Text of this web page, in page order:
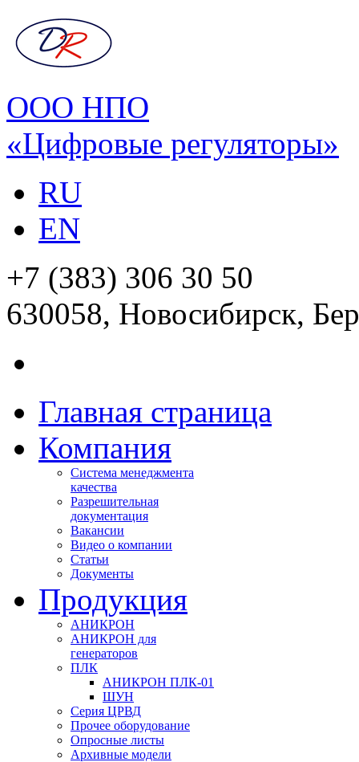
ООО НПО
«Цифровые регуляторы»
RU
EN
+7 (383) 306 30 50
630058, Новосибирск,
Главная страница
Компания
Система менеджмента
качества
Разрешительная
документация
Вакансии
Видео о компании
Статьи
Документы
Продукция
АНИКРОН
АНИКРОН для
генераторов
ПЛК
АНИКРОН ПЛК-01
ШУН
Серия ЦРВД
Прочее оборудование
Опросные листы
Архивные модели